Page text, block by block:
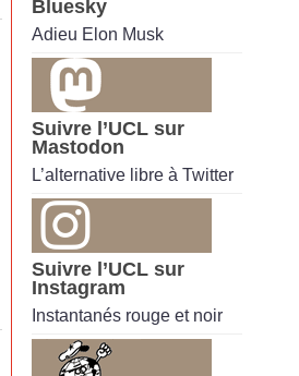
Bluesky
Adieu Elon Musk
Suivre l’UCL sur
Mastodon
L’alternative libre à Twitter
Suivre l’UCL sur
Instagram
Instantanés rouge et noir